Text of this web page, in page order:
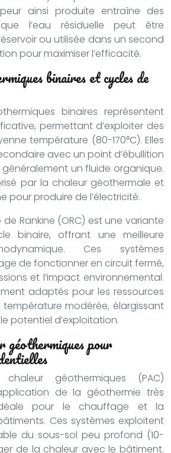
ainsi produite entraîne des
l’eau résiduelle peut être
ou utilisée dans un second
pour maximiser l’efficacité.
binaires et cycles de
binaires représentent
permettant d’exploiter des
température (80-170°C). Elles
avec un point d’ébullition
généralement un fluide organique.
par la chaleur géothermale et
pour produire de l’électricité.
Rankine (ORC) est une variante
binaire, offrant une meilleure
Ces systèmes
de fonctionner en circuit fermé,
et l’impact environnemental.
adaptés pour les ressources
modérée, élargissant
potentiel d’exploitation.
géothermiques pour
géothermiques (PAC)
de la géothermie très
pour le chauffage et la
Ces systèmes exploitent
du sous-sol peu profond (10-
de la chaleur avec le bâtiment.